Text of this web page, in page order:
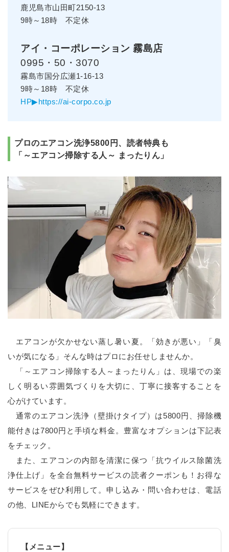
鹿児島市山田町2150-13
9時～18時 不定休
アイ・コーポレーション 霧島店
0995・50・3070
霧島市国分広瀬1-16-13
9時～18時 不定休
HP▶https://ai-corpo.co.jp
プロのエアコン洗浄5800円、読者特典も
「～エアコン掃除する人～ まったりん」
エアコンが欠かせない蒸し暑い夏。「効きが悪い」「臭
いが気になる」そんな時はプロにお任せしませんか。
「～エアコン掃除する人～まったりん」は、現場での楽
しく明るい雰囲気づくりを大切に、丁寧に接客することを
心がけています。
通常のエアコン洗浄（壁掛けタイプ）は5800円、掃除機
能付きは7800円と手頃な料金。豊富なオプションは下記表
をチェック。
また、エアコンの内部を清潔に保つ「抗ウイルス除菌洗
浄仕上げ」を全台無料サービスの読者クーポンも！お得な
サービスをぜひ利用して。申し込み・問い合わせは、電話
の他、LINEからでも気軽にできます。
【メニュー】